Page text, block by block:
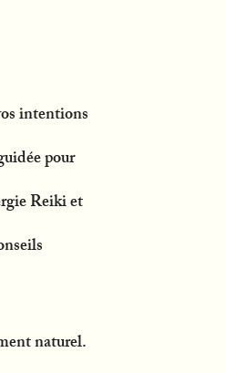
intentions
pour
Reiki et
naturel.